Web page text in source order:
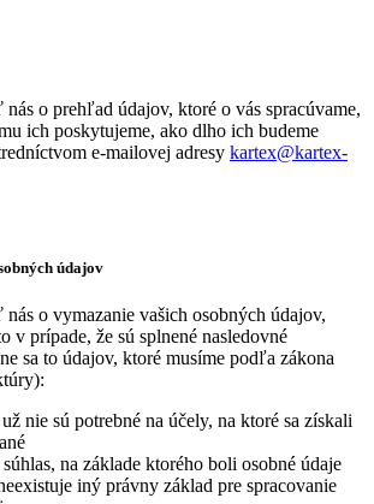
o prehľad údajov, ktoré o vás spracúvame,
ich poskytujeme, ako dlho ich budeme
e-mailovej adresy kartex@kartex-
údajov
o vymazanie vašich osobných údajov,
v prípade, že sú splnené nasledovné
sa to údajov, ktoré musíme podľa zákona
nie sú potrebné na účely, na ktoré sa získali
na základe ktorého boli osobné údaje
iný právny základ pre spracovanie